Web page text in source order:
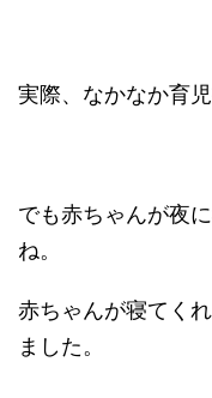
実際、なかなか育
でも赤ちゃんが夜
ね。
赤ちゃんが寝てく
ました。